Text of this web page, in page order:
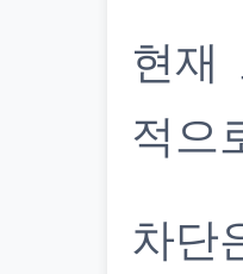
현재
적으
차단